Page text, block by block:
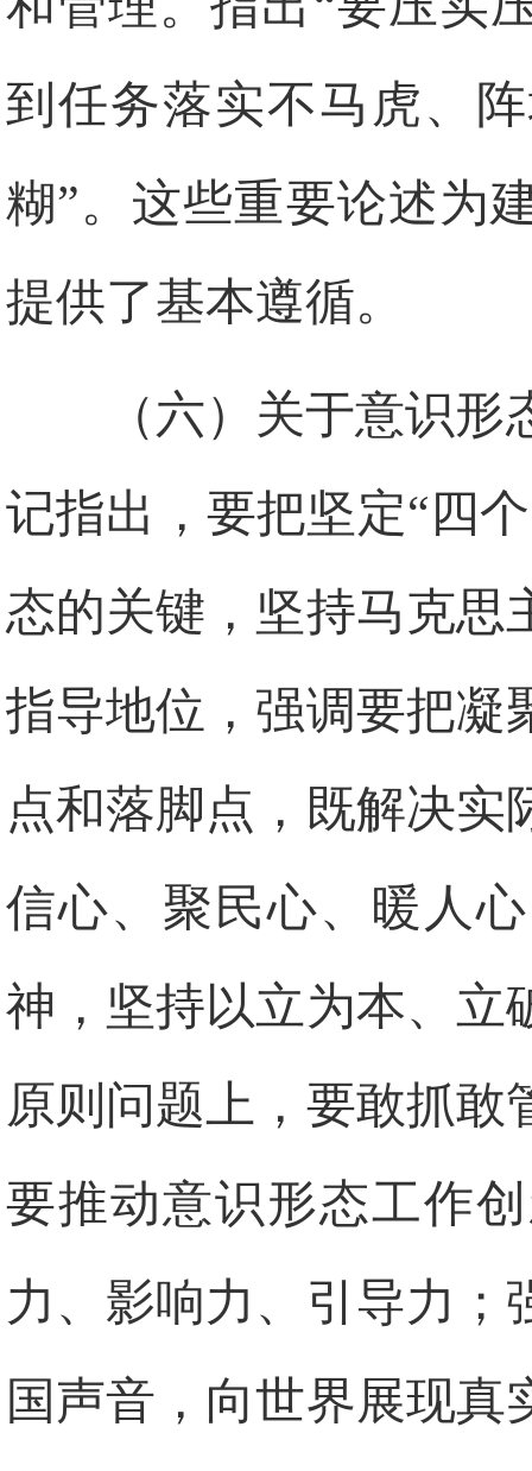
到任务落实不马虎、
糊”。这些重要论述为
提供了基本遵循。
（六）关于意识
记指出，要把坚定“四
态的关键，坚持马克思
指导地位，强调要把凝
点和落脚点，既解决实
信心、聚民心、暖人
神，坚持以立为本、立
原则问题上，要敢抓敢
要推动意识形态工作
力、影响力、引导力；
国声音，向世界展现真